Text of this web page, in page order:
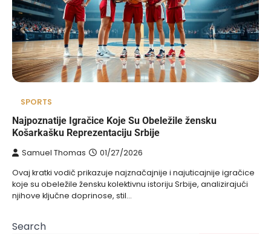
SPORTS
Najpoznatije Igračice Koje Su Obeležile žensku
Košarkašku Reprezentaciju Srbije
Samuel Thomas 01/27/2026
Ovaj kratki vodič prikazuje najznačajnije i najuticajnije igračice
koje su obeležile žensku kolektivnu istoriju Srbije, analizirajući
njihove ključne doprinose, stil…
Search